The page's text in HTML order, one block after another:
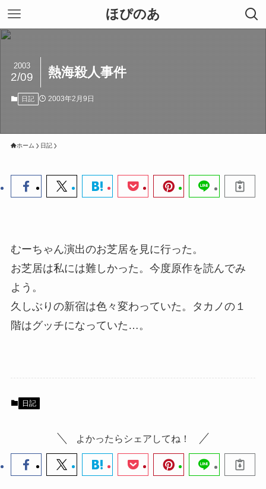
ほぴのあ
熱海殺人事件
2003
2/09
日記 2003年2月9日
ホーム 日記
むーちゃん演出のお芝居を見に行った。
お芝居は私には難しかった。今度原作を読んでみ
よう。
久しぶりの新宿は色々変わっていた。タカノの１
階はグッチになっていた…。
日記
よかったらシェアしてね！